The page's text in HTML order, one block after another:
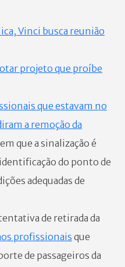
Vinci busca reunião
projeto que proíbe
que estavam no
a remoção da
que a sinalização é
do ponto de
adequadas de
de retirada da
profissionais que
de passageiros da